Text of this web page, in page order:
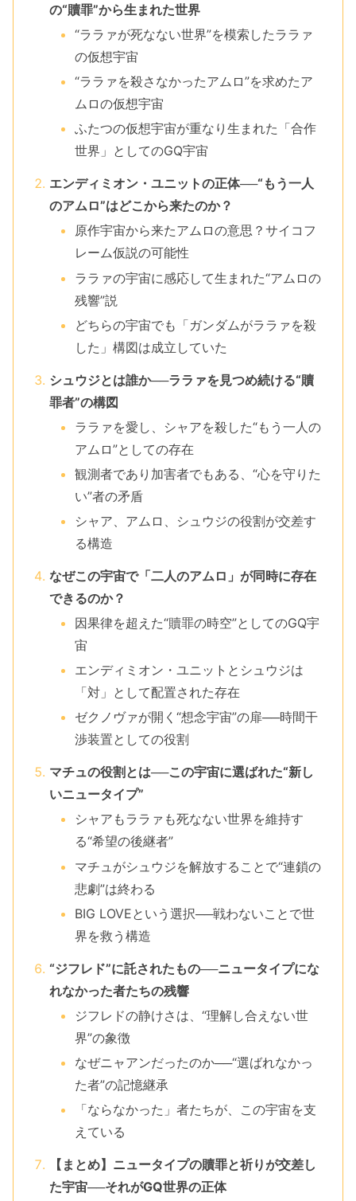
の“贖罪”から生まれた世界
“ララァが死なない世界”を模索したララァ
の仮想宇宙
“ララァを殺さなかったアムロ”を求めたア
ムロの仮想宇宙
ふたつの仮想宇宙が重なり生まれた「合作
世界」としてのGQ宇宙
エンディミオン・ユニットの正体──“もう一人
のアムロ”はどこから来たのか？
原作宇宙から来たアムロの意思？サイコフ
レーム仮説の可能性
ララァの宇宙に感応して生まれた“アムロの
残響”説
どちらの宇宙でも「ガンダムがララァを殺
した」構図は成立していた
シュウジとは誰か──ララァを見つめ続ける“贖
罪者”の構図
ララァを愛し、シャアを殺した“もう一人の
アムロ”としての存在
観測者であり加害者でもある、“心を守りた
い”者の矛盾
シャア、アムロ、シュウジの役割が交差す
る構造
なぜこの宇宙で「二人のアムロ」が同時に存在
できるのか？
因果律を超えた“贖罪の時空”としてのGQ宇
宙
エンディミオン・ユニットとシュウジは
「対」として配置された存在
ゼクノヴァが開く“想念宇宙”の扉──時間干
渉装置としての役割
マチュの役割とは──この宇宙に選ばれた“新し
いニュータイプ”
シャアもララァも死なない世界を維持す
る“希望の後継者”
マチュがシュウジを解放することで“連鎖の
悲劇”は終わる
BIG LOVEという選択──戦わないことで世
界を救う構造
“ジフレド”に託されたもの──ニュータイプにな
れなかった者たちの残響
ジフレドの静けさは、“理解し合えない世
界”の象徴
なぜニャアンだったのか──“選ばれなかっ
た者”の記憶継承
「ならなかった」者たちが、この宇宙を支
えている
【まとめ】ニュータイプの贖罪と祈りが交差し
た宇宙──それがGQ世界の正体